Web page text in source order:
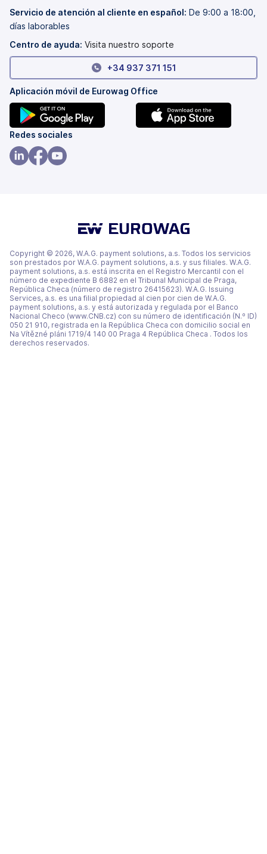
pestaña
una
nueva)
Servicio de atención al cliente en español: De 9:00 a 18:00,
días laborables
Centro de ayuda: Visita nuestro soporte
+34 937 371 151
Aplicación móvil de Eurowag Office
(se
abre
en
Redes sociales
pestaña
Copyright © 2026, W.A.G. payment solutions, a.s. Todos los servicios
son prestados por W.A.G. payment solutions, a.s. y sus filiales. W.A.G.
payment solutions, a.s. está inscrita en el Registro Mercantil con el
número de expediente B 6882 en el Tribunal Municipal de Praga,
República Checa (número de registro 26415623). W.A.G. Issuing
Services, a.s. es una filial propiedad al cien por cien de W.A.G.
payment solutions, a.s. y está autorizada y regulada por el Banco
Nacional Checo (www.CNB.cz) con su número de identificación (N.º ID)
050 21 910, registrada en la República Checa con domicilio social en
Na Vítězné pláni 1719/4 140 00 Praga 4 República Checa . Todos los
derechos reservados.